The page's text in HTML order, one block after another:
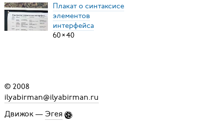
Плакат о синтаксисе
элементов
интерфейса
60×40
© 2008
ilyabirman@ilyabirman.ru
Движок — Эгея